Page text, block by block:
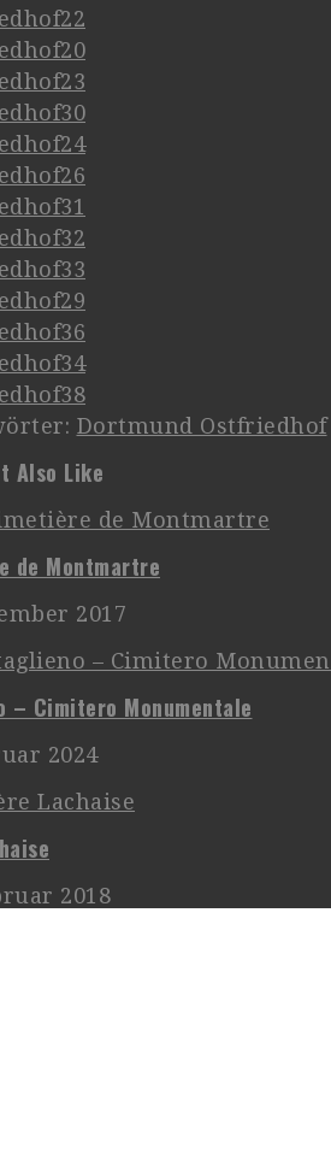
Dortmund Ostfriedhof
Also Like
de Montmartre
2017
– Cimitero Monumentale
2024
2018